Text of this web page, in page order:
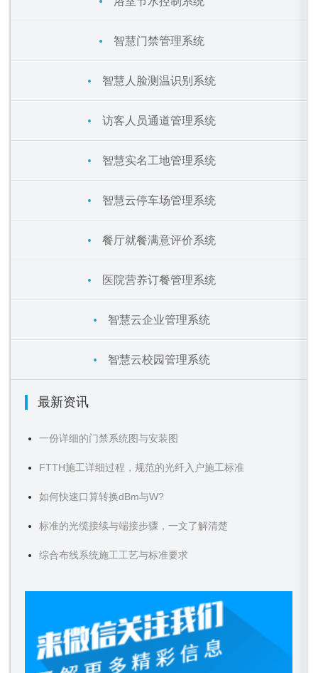
智慧门禁管理系统
智慧人脸测温识别系统
访客人员通道管理系统
智慧实名工地管理系统
智慧云停车场管理系统
餐厅就餐满意评价系统
医院营养订餐管理系统
智慧云企业管理系统
智慧云校园管理系统
最新资讯
一份详细的门禁系统图与安装图
FTTH施工详细过程，规范的光纤入户施工标准
如何快速口算转换dBm与W?
标准的光缆接续与端接步骤，一文了解清楚
综合布线系统施工工艺与标准要求